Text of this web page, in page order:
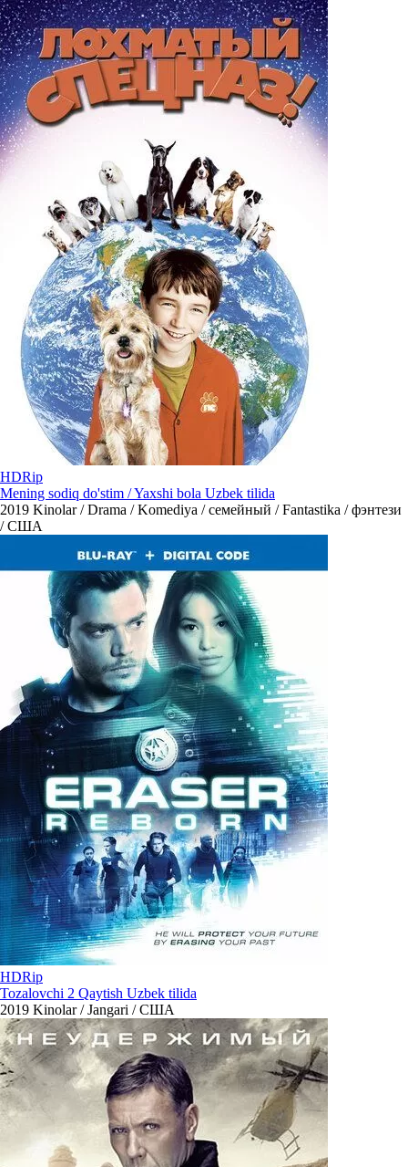
HDRip
Mening sodiq do'stim / Yaxshi bola Uzbek tilida
2019 Kinolar / Drama / Komediya / семейный / Fantastika / фэнтези
/ США
HDRip
Tozalovchi 2 Qaytish Uzbek tilida
2019 Kinolar / Jangari / США